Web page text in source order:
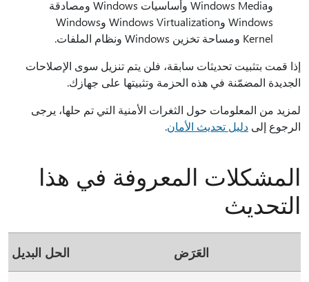
وWindows Media وأساسيات Windows ومصادقة
Windows وWindows Virtualization وWindows
Kernel ومساحة تخزين Windows ونظام الملفات.
إذا قمت بتثبيت تحديثات سابقة، فلن يتم تنزيل سوى الإصلاحات
الجديدة المضمّنة في هذه الحزمة وتثبيتها على جهازك.
لمزيد من المعلومات حول الثغرات الأمنية التي تم حلها، يرجى
الرجوع إلى دليل تحديث الأمان.
المشكلات المعروفة في هذا
التحديث
العَرَض الحل البديل